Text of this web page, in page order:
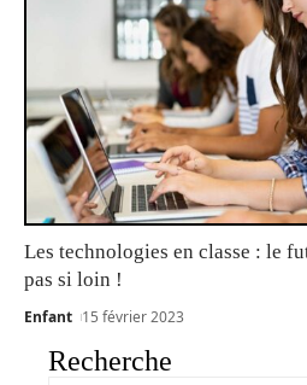
Les technologies en classe : le
pas si loin !
Enfant 15 février 2023
Recherche